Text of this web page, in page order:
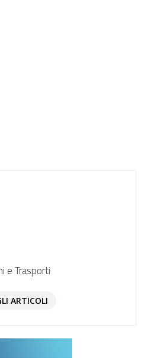
e Trasporti
ARTICOLI